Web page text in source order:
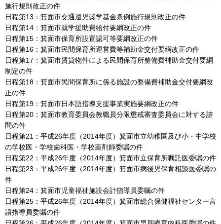
施行規則改正の件
日程第13：箕面市交通遺児奨学基金条例施行規則改正の件
日程第14：箕面市就学援助費給付要綱改正の件
日程第15：箕面市保育所設置認可等要綱改正の件
日程第16：箕面市民間保育所運営費等補助金交付要綱改正の件
日程第17：箕面市賃貸物件による民間保育所整備費補助金交付要綱
制定の件
日程第18：箕面市民間保育所に係る施設の整備費補助金交付要綱改
正の件
日程第19：箕面市日本語指導支援事業実施要綱改正の件
日程第20：箕面市教育委員会教職員分限懲戒審査委員会に対する諮
問の件
日程第21：平成26年度（2014年度）箕面市立幼稚園及び小・中学校
の学校医・学校歯科医・学校薬剤師委嘱の件
日程第22：平成26年度（2014年度）箕面市立保育所嘱託医委嘱の件
日程第23：平成26年度（2014年度）箕面市病後児保育相談医委嘱の
件
日程第24：箕面市児童福祉施設会計指導員委嘱の件
日程第25：平成26年度（2014年度）箕面市総合保健福祉センター言
語指導員委嘱の件